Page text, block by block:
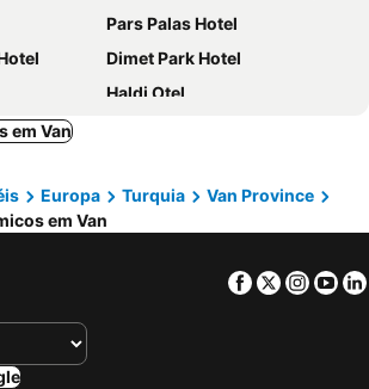
Pars Palas Hotel
Dimet Park Hotel
Haldi Otel
em Van
Europa Turquia
Van Province
em Van
Facebook
Twitter